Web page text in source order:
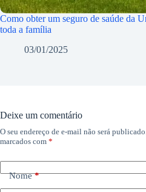
Como obter um seguro de saúde da
toda a família
03/01/2025
Deixe um comentário
O seu endereço de e-mail não será publicado.
marcados com *
Nome*